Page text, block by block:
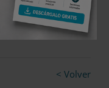
< Volver